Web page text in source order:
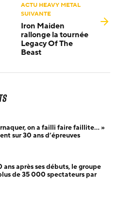
ACTU HEAVY METAL
SUIVANTE
Iron Maiden
rallonge la tournée
Legacy Of The
Beast
on a failli faire faillite… »
sur 30 ans d’épreuves
ans après ses débuts, le groupe
de 35 000 spectateurs par